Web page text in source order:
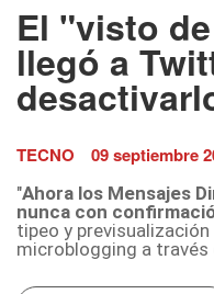
El "visto
llegó a
TECNO 09 septiembre
"Ahora los Mensajes
nunca con
tipeo y
microblogging a través